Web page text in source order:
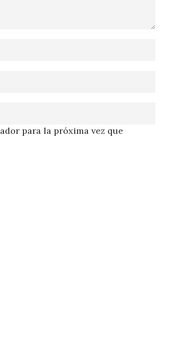
para la próxima vez que